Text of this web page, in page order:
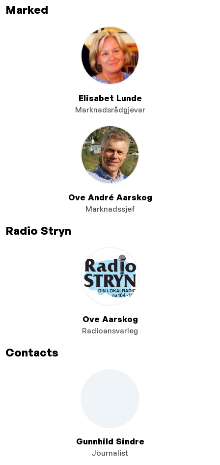
Marked
Elisabet Lunde
Marknadsrådgjevar
Ove André Aarskog
Marknadssjef
Radio Stryn
Ove Aarskog
Radioansvarleg
Contacts
Gunnhild Sindre
Journalist